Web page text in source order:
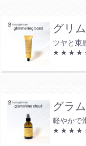
グリ
ツヤと束
★ ★ ★ ★
グラ
軽やかで
★ ★ ★ ★